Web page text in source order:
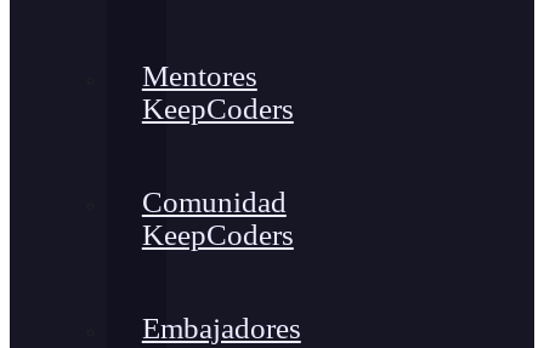
Mentores
KeepCoders
Comunidad
KeepCoders
Embajadores